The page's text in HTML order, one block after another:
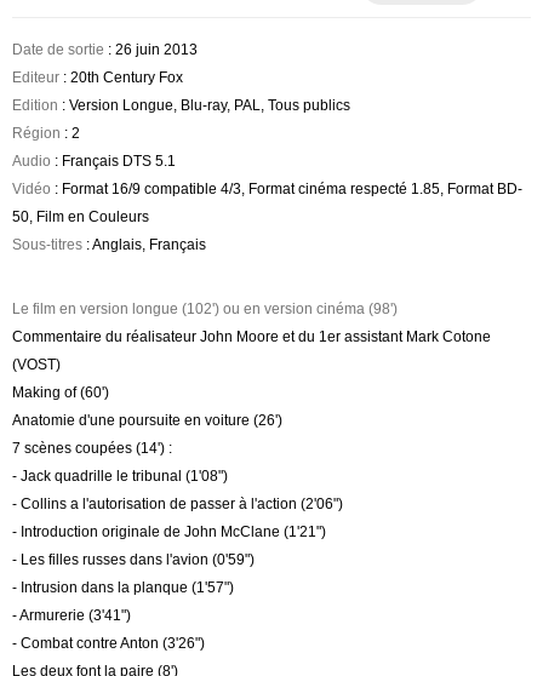
Date de sortie : 26 juin 2013
Editeur : 20th Century Fox
Edition : Version Longue, Blu-ray, PAL, Tous publics
Région : 2
Audio : Français DTS 5.1
Vidéo : Format 16/9 compatible 4/3, Format cinéma respecté 1.85, Format BD-
50, Film en Couleurs
Sous-titres : Anglais, Français
Le film en version longue (102') ou en version cinéma (98')
Commentaire du réalisateur John Moore et du 1er assistant Mark Cotone
(VOST)
Making of (60')
Anatomie d'une poursuite en voiture (26')
7 scènes coupées (14') :
- Jack quadrille le tribunal (1'08")
- Collins a l'autorisation de passer à l'action (2'06")
- Introduction originale de John McClane (1'21")
- Les filles russes dans l'avion (0'59")
- Intrusion dans la planque (1'57")
- Armurerie (3'41")
- Combat contre Anton (3'26")
Les deux font la paire (8')